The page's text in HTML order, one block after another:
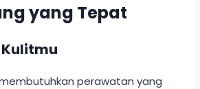
yang Tepat
perawatan yang